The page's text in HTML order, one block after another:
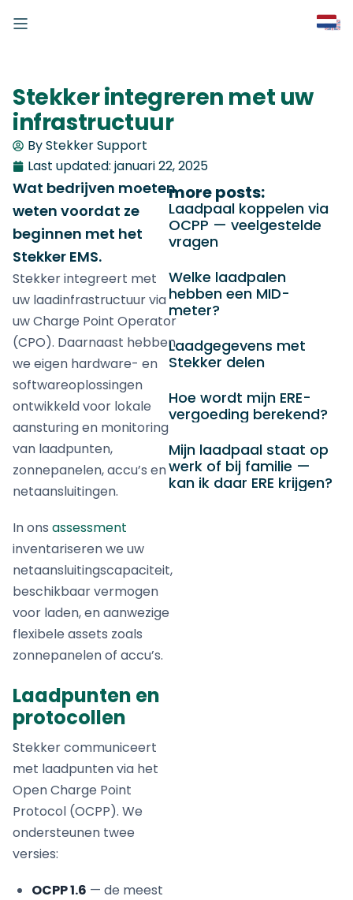
Stekker integreren met uw
infrastructuur
By Stekker Support
Last updated: januari 22, 2025
Wat bedrijven moeten
weten voordat ze
beginnen met het
Stekker EMS.
Stekker integreert met
uw laadinfrastructuur via
uw Charge Point Operator
(CPO). Daarnaast hebben
we eigen hardware- en
softwareoplossingen
ontwikkeld voor lokale
aansturing en monitoring
van laadpunten,
zonnepanelen, accu’s en
netaansluitingen.
In ons assessment
inventariseren we uw
netaansluitingscapaciteit,
beschikbaar vermogen
voor laden, en aanwezige
flexibele assets zoals
zonnepanelen of accu’s.
Laadpunten en
protocollen
Stekker communiceert
met laadpunten via het
Open Charge Point
Protocol (OCPP). We
ondersteunen twee
versies:
OCPP 1.6 — de meest
more posts:
Laadpaal koppelen via
OCPP — veelgestelde
vragen
Welke laadpalen
hebben een MID-
meter?
Laadgegevens met
Stekker delen
Hoe wordt mijn ERE-
vergoeding berekend?
Mijn laadpaal staat op
werk of bij familie —
kan ik daar ERE krijgen?